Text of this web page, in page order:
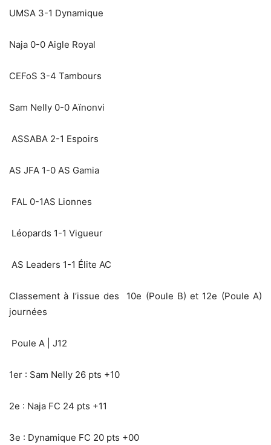
UMSA 3-1 Dynamique
Naja 0-0 Aigle Royal
CEFoS 3-4 Tambours
Sam Nelly 0-0 Aïnonvi
ASSABA 2-1 Espoirs
AS JFA 1-0 AS Gamia
FAL 0-1AS Lionnes
Léopards 1-1 Vigueur
AS Leaders 1-1 Élite AC
Classement à l’issue des 10e (Poule B) et 12e (Poule A)
journées
Poule A | J12
1er : Sam Nelly 26 pts +10
2e : Naja FC 24 pts +11
3e : Dynamique FC 20 pts +00